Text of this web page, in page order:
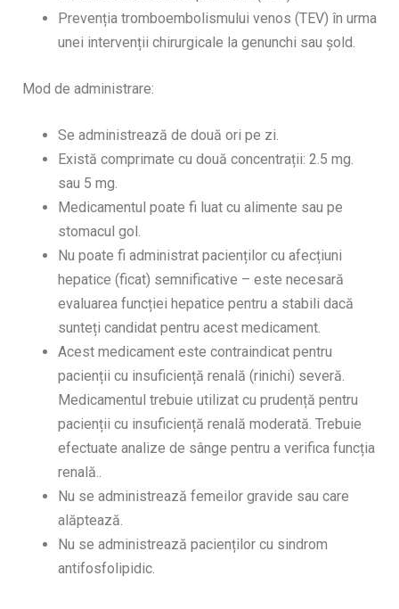
Prevenția tromboembolismului venos (TEV) în urma
unei intervenții chirurgicale la genunchi sau șold.
Mod de administrare:
Se administrează de două ori pe zi.
Există comprimate cu două concentrații: 2.5 mg.
sau 5 mg.
Medicamentul poate fi luat cu alimente sau pe
stomacul gol.
Nu poate fi administrat pacienților cu afecțiuni
hepatice (ficat) semnificative – este necesară
evaluarea funcției hepatice pentru a stabili dacă
sunteți candidat pentru acest medicament.
Acest medicament este contraindicat pentru
pacienții cu insuficiență renală (rinichi) severă.
Medicamentul trebuie utilizat cu prudență pentru
pacienții cu insuficiență renală moderată. Trebuie
efectuate analize de sânge pentru a verifica funcția
renală..
Nu se administrează femeilor gravide sau care
alăptează.
Nu se administrează pacienților cu sindrom
antifosfolipidic.